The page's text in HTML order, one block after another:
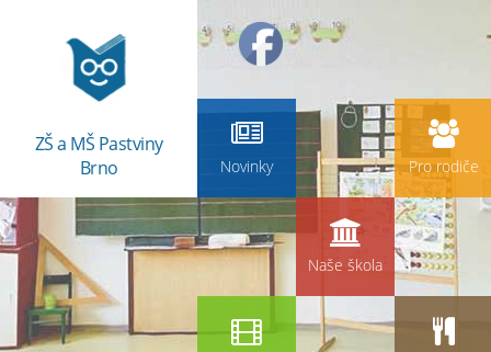
ZŠ a MŠ Pastviny
Brno
Novinky Pro rodiče
Naše škola